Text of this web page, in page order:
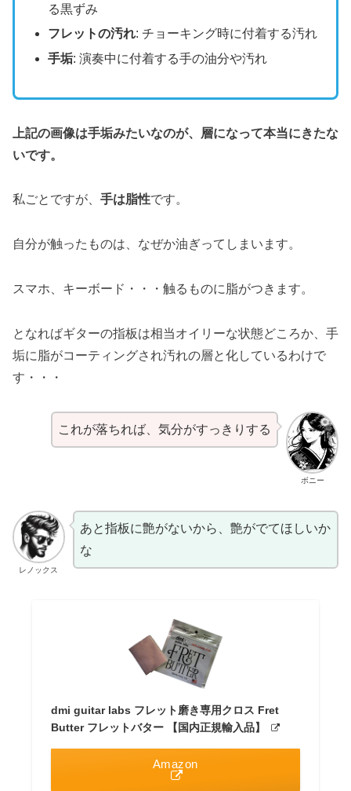
る黒ずみ
フレットの汚れ: チョーキング時に付着する汚れ
手垢: 演奏中に付着する手の油分や汚れ
上記の画像は手垢みたいなのが、層になって本当にきたな
いです。
私ごとですが、 手は脂性です。
自分が触ったものは、なぜか油ぎってしまいます。
スマホ、キーボード・・・触るものに脂がつきます。
となればギターの指板は相当オイリーな状態どころか、手
垢に脂がコーティングされ汚れの層と化しているわけで
す・・・
ボニー
これが落ちれば、気分がすっきりする
レノックス
あと指板に艶がないから、艶がでてほしいか
な
dmi guitar labs フレット磨き専用クロス Fret
Butter フレットバター 【国内正規輸入品】
Amazon